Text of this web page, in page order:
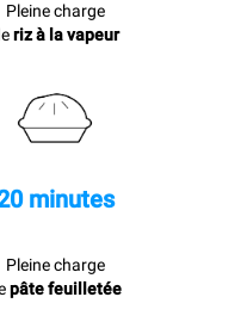
Pleine charge
riz à la vapeur
minutes
Pleine charge
pâte feuilletée